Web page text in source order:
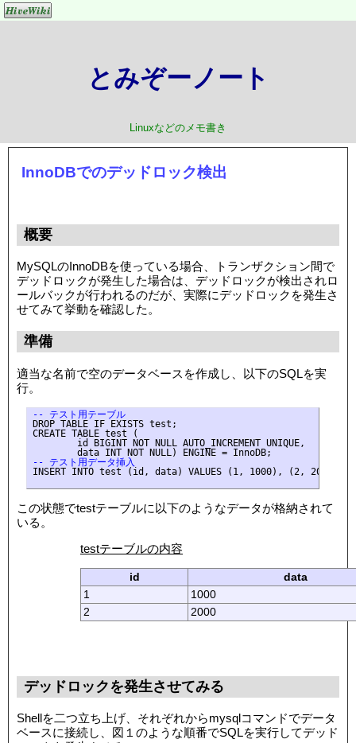
とみぞーノート
Linuxなどのメモ書き
InnoDBでのデッドロック検出
概要
MySQLのInnoDBを使っている場合、トランザクション間で
デッドロックが発生した場合は、デッドロックが検出されロ
ールバックが行われるのだが、実際にデッドロックを発生さ
せてみて挙動を確認した。
準備
適当な名前で空のデータベースを作成し、以下のSQLを実
行。
-- テスト用テーブル
DROP TABLE IF EXISTS test;
CREATE TABLE test (
        id BIGINT NOT NULL AUTO_INCREMENT UNIQUE,
-- テスト用データ挿入
INSERT INTO test (id, data) VALUES (1, 1000), (2, 2000);
この状態でtestテーブルに以下のようなデータが格納されて
いる。
testテーブルの内容
id
data
1
1000
2
2000
デッドロックを発生させてみる
Shellを二つ立ち上げ、それぞれからmysqlコマンドでデータ
ベースに接続し、図１のような順番でSQLを実行してデッド